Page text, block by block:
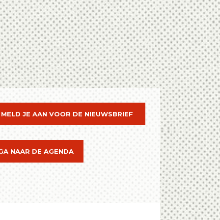
MELD JE AAN VOOR DE NIEUWSBRIEF
NAAR DE AGENDA